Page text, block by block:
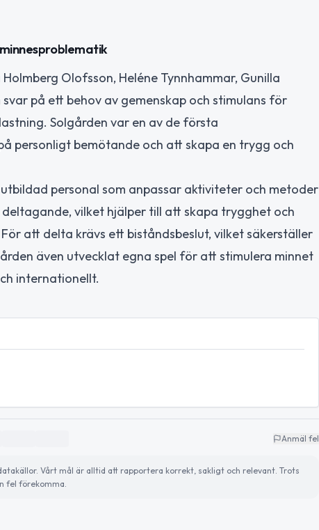
Olofsson, Heléne Tynnhammar, Gunilla
på ett behov av gemenskap och stimulans för
Solgården var en av de första
personligt bemötande och att skapa en trygg och
personal som anpassar aktiviteter och metoder
vilket hjälper till att skapa trygghet och
att delta krävs ett biståndsbeslut, vilket säkerställer
även utvecklat egna spel för att stimulera minnet
internationellt.
Anmäl fel
Vårt mål är alltid att rapportera korrekt, sakligt och relevant. Trots
fel förekomma.